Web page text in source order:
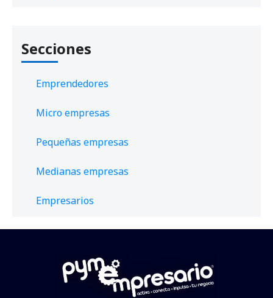
Secciones
Emprendedores
Micro empresas
Pequeñas empresas
Medianas empresas
Empresarios